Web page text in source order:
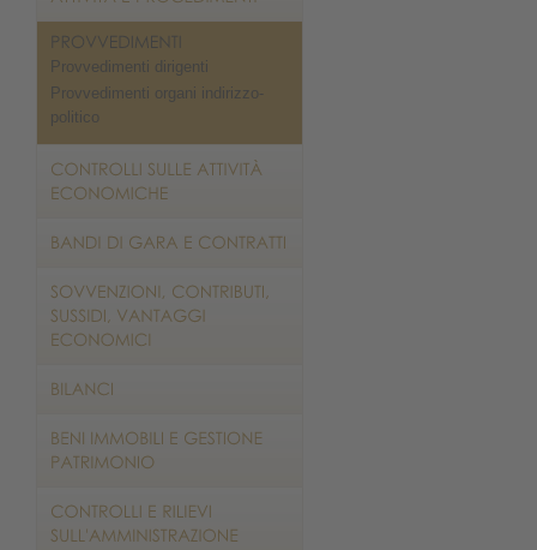
Provvedimenti dirigenti
Provvedimenti organi indirizzo-
politico